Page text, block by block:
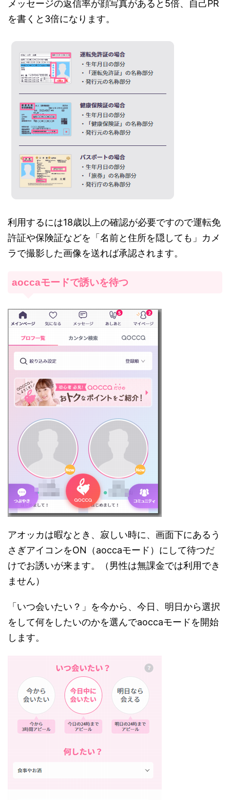
メッセージの返信率が顔写真があると5倍、自己PR
を書くと3倍になります。
利用するには18歳以上の確認が必要ですので運転免
許証や保険証などを「名前と住所を隠しても」カメ
ラで撮影した画像を送れば承認されます。
aoccaモードで誘いを待つ
アオッカは暇なとき、寂しい時に、画面下にあるう
さぎアイコンをON（aoccaモード）にして待つだ
けでお誘いが来ます。（男性は無課金では利用でき
ません）
「いつ会いたい？」を今から、今日、明日から選択
をして何をしたいのかを選んでaoccaモードを開始
します。